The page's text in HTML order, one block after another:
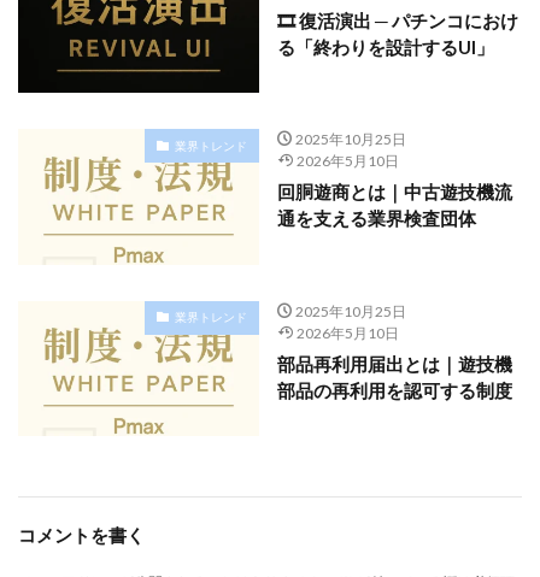
🎞️ 復活演出 ─ パチンコにおけ
る「終わりを設計するUI」
業界トレンド
2025年10月25日
2026年5月10日
回胴遊商とは｜中古遊技機流
通を支える業界検査団体
業界トレンド
2025年10月25日
2026年5月10日
部品再利用届出とは｜遊技機
部品の再利用を認可する制度
コメントを書く